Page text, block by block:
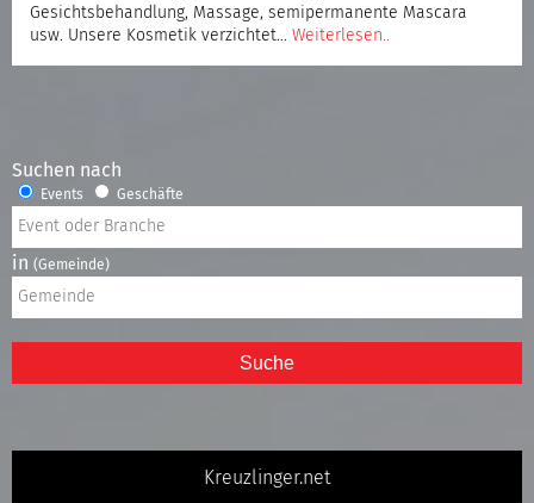
Gesichtsbehandlung, Massage, semipermanente Mascara
usw. Unsere Kosmetik verzichtet… Weiterlesen..
Suchen nach
Events Geschäfte
in (Gemeinde)
Suche
Kreuzlinger.net